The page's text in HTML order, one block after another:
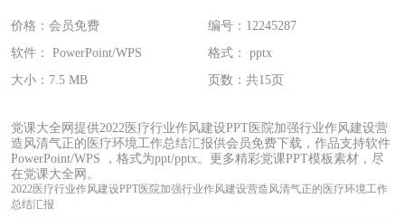
造风清气正的医疗环境工作总结汇报
价格：会员免费
编号：12245287
软件： PowerPoint/WPS
格式： pptx
大小：7.5 MB
页数：共15页
党课大全网提供2022医疗行业作风建设PPT医院加强行业作风建设营
造风清气正的医疗环境工作总结汇报供会员免费下载，作品支持软件
PowerPoint/WPS ，格式为ppt/pptx。更多精彩党课PPT模板素材，尽
在党课大全网。
2022医疗行业作风建设PPT医院加强行业作风建设营造风清气正的医疗环境工作
总结汇报